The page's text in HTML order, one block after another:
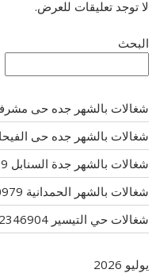
لا توجد تعليقات للعرض.
البحث
شغالات بالشهر جده حى مشرفة
شغالات بالشهر جده حى الفيحاء
شغالات بالشهر جدة السنابل 0571400979
شغالات بالشهر الحمدانية 0571400979
شغالات حي التيسير 0562346904
يوليو 2026